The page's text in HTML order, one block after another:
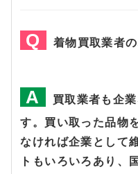
着物買取業者
買取業者も企
す。買い取った品物
なければ企業として
トもいろいろあり、